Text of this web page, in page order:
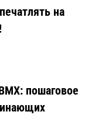
на
пошаговое